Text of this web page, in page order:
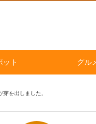
ット グル
芽を出しました。